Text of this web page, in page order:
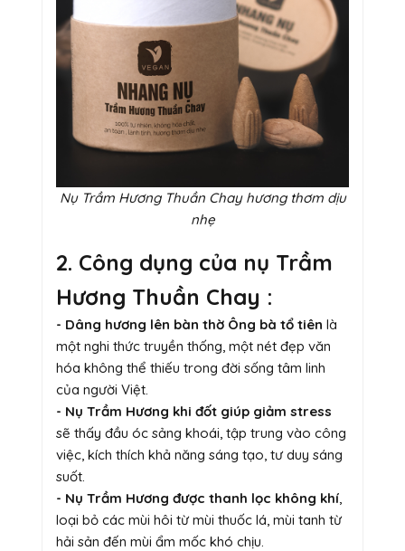
Nụ Trầm Hương Thuần Chay hương thơm dịu
nhẹ
2. Công dụng của nụ Trầm
Hương Thuần Chay :
- Dâng hương lên bàn thờ Ông bà tổ tiên là
một nghi thức truyền thống, một nét đẹp văn
hóa không thể thiếu trong đời sống tâm linh
của người Việt.
- Nụ Trầm Hương khi đốt giúp giảm stress
sẽ thấy đầu óc sảng khoái, tập trung vào công
việc, kích thích khả năng sáng tạo, tư duy sáng
suốt.
- Nụ Trầm Hương được thanh lọc không khí,
loại bỏ các mùi hôi từ mùi thuốc lá, mùi tanh từ
hải sản đến mùi ẩm mốc khó chịu.